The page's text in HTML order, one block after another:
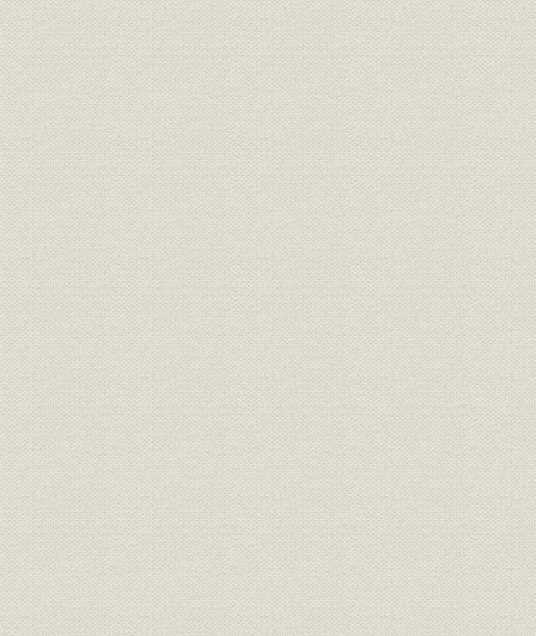
銀行;財務・業績 戦時期の地方銀行勘定
(1945年)
貯蓄;経営
地方銀行の預金コスト、証券貸
出利回、利鞘
昭和18年
(1945年)上
提携・合併;財務・業績
長周銀行貸借対照表(百十銀行へ
譲渡分)
昭和19年
従業員 創立当初の従業員の推移
昭和19年
(1948年)
財務・業績 昭和19年4月1日営業開始前残高 昭和19年
財務・業績 創立初期の主要勘定推移
昭和19年
21年(1946
株式
昭和20年3月末現在大株主およ
び持株
昭和20年